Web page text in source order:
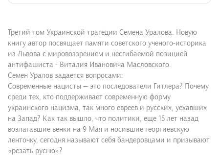
Третий том Украинской трагедии Семена Уралова. Новую
книгу автор посвящает памяти советского ученого-историка
из Львова с мировоззрением и несгибаемой позицией
антифашиста - Виталия Ивановича Масловского.
Семен Уралов задается вопросами:
Современные нацисты — это последователи Гитлера? Почему
среди тех, кто поддерживает современную форму
украинского нацизма, так много евреев и русских, уехавших
на Запад? Как так вышло, что политики, еще 15 лет назад
возлагавшие венки на 9 Мая и носившие георгиевскую
ленточку, сегодня называют себя бандеровцами и призывают
«резать русню»?